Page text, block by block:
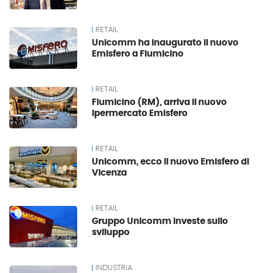
RETAIL
Unicomm ha inaugurato il nuovo
Emisfero a Fiumicino
RETAIL
Fiumicino (RM), arriva il nuovo
ipermercato Emisfero
RETAIL
Unicomm, ecco il nuovo Emisfero di
Vicenza
RETAIL
Gruppo Unicomm investe sullo
sviluppo
INDUSTRIA